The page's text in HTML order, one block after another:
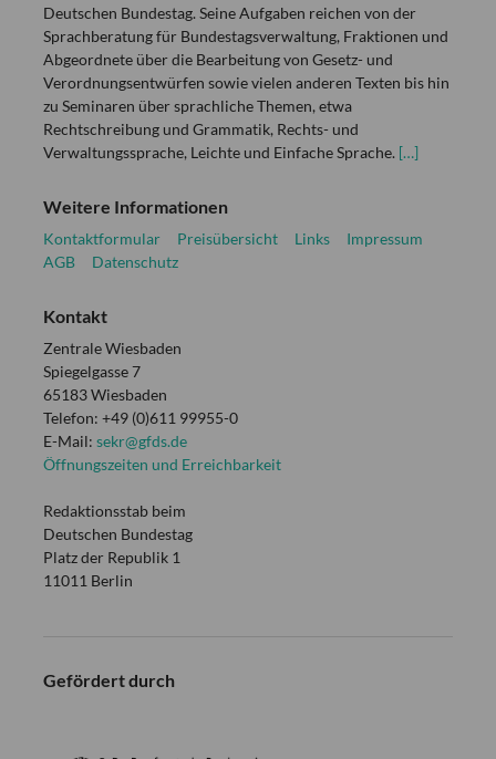
Deutschen Bundestag. Seine Aufgaben reichen von der
Sprachberatung für Bundestagsverwaltung, Fraktionen und
Abgeordnete über die Bearbeitung von Gesetz- und
Verordnungsentwürfen sowie vielen anderen Texten bis hin
zu Seminaren über sprachliche Themen, etwa
Rechtschreibung und Grammatik, Rechts- und
Verwaltungssprache, Leichte und Einfache Sprache. […]
Weitere Informationen
Kontaktformular Preisübersicht Links
Impressum
AGB
Datenschutz
Kontakt
Zentrale Wiesbaden
Spiegelgasse 7
65183 Wiesbaden
Telefon: +49 (0)611 99955-0
E-Mail: sekr@gfds.de
Öffnungszeiten und Erreichbarkeit
Redaktionsstab beim
Deutschen Bundestag
Platz der Republik 1
11011 Berlin
Gefördert durch